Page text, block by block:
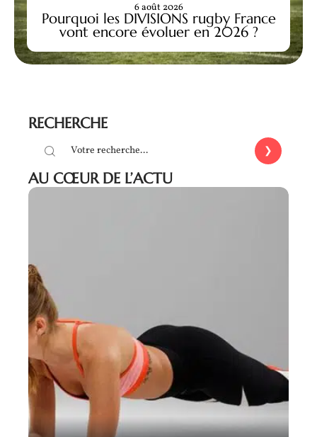
Pourquoi les DIVISIONS rugby France
vont encore évoluer en 2026 ?
6 août 2026
RECHERCHE
AU CŒUR DE L’ACTU